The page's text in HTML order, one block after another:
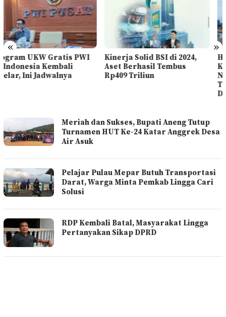
« »
Kinerja Solid BSI di 2024,
Aset Berhasil Tembus
Rp409 Triliun
Hari Nelayan Nasional,
KIARA: Perlindungan
Nelayan Kecil dan
ZONASIDIK
Meriah dan Sukses, Bupati Aneng Tutup
Turnamen HUT Ke-24 Katar Anggrek Desa
Air Asuk
Pelajar Pulau Mepar Butuh Transportasi
Darat, Warga Minta Pemkab Lingga Cari
Solusi
RDP Kembali Batal, Masyarakat Lingga
Pertanyakan Sikap DPRD